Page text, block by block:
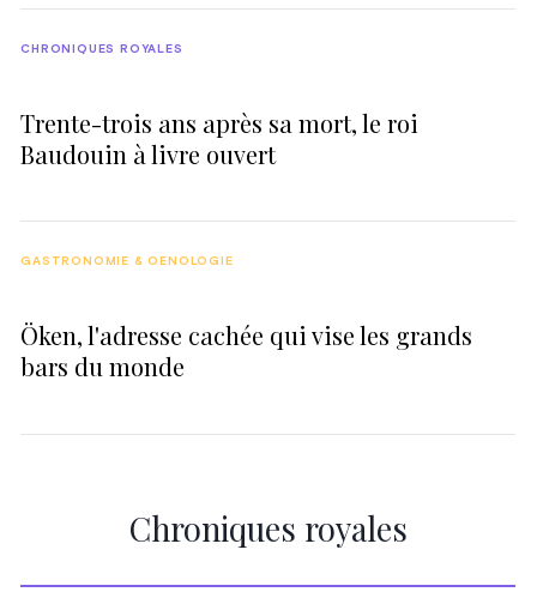
Trente-trois ans après sa mort, le roi
Baudouin à livre ouvert
CHRONIQUES ROYALES
Öken, l'adresse cachée qui vise les grands
bars du monde
GASTRONOMIE & OENOLOGIE
Chroniques royales